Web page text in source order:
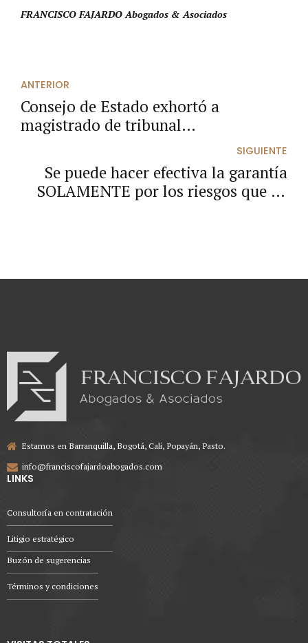
FRANCISCO FAJARDO Abogados & Asociados
ANTERIOR
Consejo de Estado exhortó a
magistrado de tribunal
disposiciones legales en proceso de
nulidad electoral
SIGUIENTE
Se puede hacer efectiva la garantía
SOLAMENTE por los riesgos que de
Estamos en Barranquilla, Bogotá, Cali, Popayán, Pasto.
info@franciscofajardoabogados.com
LINKS
Consultoría en contratación
Litigio estratégico
Buzón de sugerencias
Términos y condiciones